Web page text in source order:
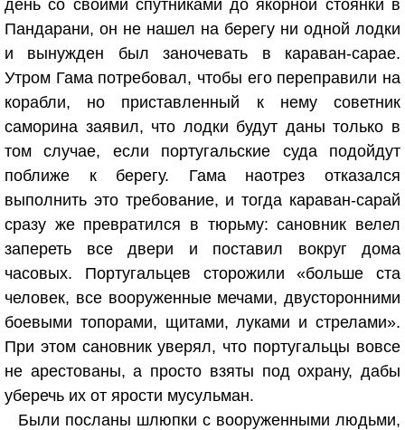
день со своими спутниками до якорной стоянки в
Пандарани, он не нашел на берегу ни одной лодки
и вынужден был заночевать в караван-сарае.
Утром Гама потребовал, чтобы его переправили на
корабли, но приставленный к нему советник
саморина заявил, что лодки будут даны только в
том случае, если португальские суда подойдут
поближе к берегу. Гама наотрез отказался
выполнить это требование, и тогда караван-сарай
сразу же превратился в тюрьму: сановник велел
запереть все двери и поставил вокруг дома
часовых. Португальцев сторожили «больше ста
человек, все вооруженные мечами, двусторонними
боевыми топорами, щитами, луками и стрелами».
При этом сановник уверял, что португальцы вовсе
не арестованы, а просто взяты под охрану, дабы
уберечь их от ярости мусульман.
Были посланы шлюпки с вооруженными людьми,